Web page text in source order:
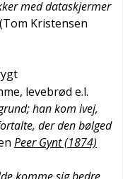
med dataskjermer
(Tom Kristensen
levebrød e.l.
han kom ivej,
der den bølged
Peer Gynt (1874)